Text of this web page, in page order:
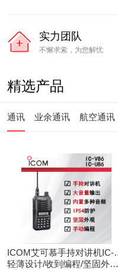
实力团队
不懈求索，为您解忧
精选产品
通讯 业余通讯 航空通讯
ICOM艾可慕手持对讲机IC-
V86/U86
轻薄设计/收到编程/坚固外观/